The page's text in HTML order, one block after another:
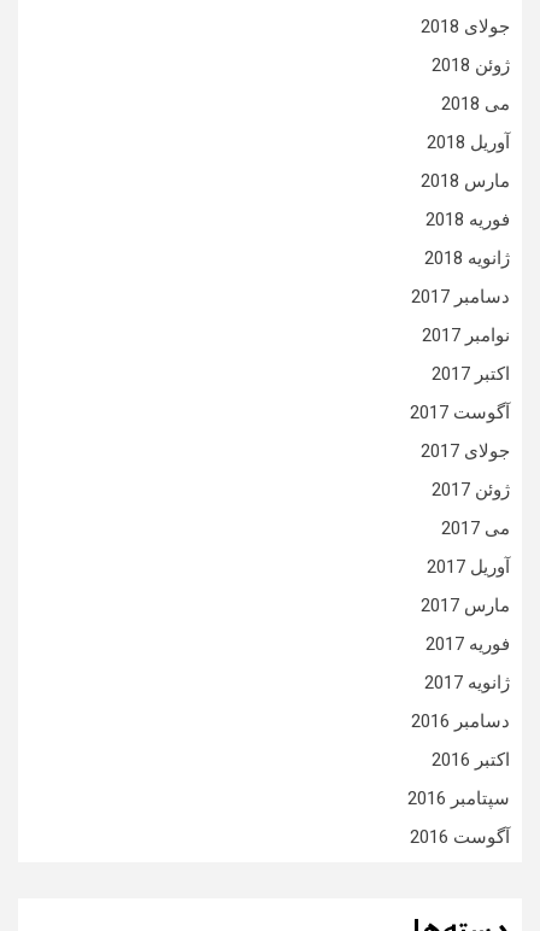
جولای 2018
ژوئن 2018
می 2018
آوریل 2018
مارس 2018
فوریه 2018
ژانویه 2018
دسامبر 2017
نوامبر 2017
اکتبر 2017
آگوست 2017
جولای 2017
ژوئن 2017
می 2017
آوریل 2017
مارس 2017
فوریه 2017
ژانویه 2017
دسامبر 2016
اکتبر 2016
سپتامبر 2016
آگوست 2016